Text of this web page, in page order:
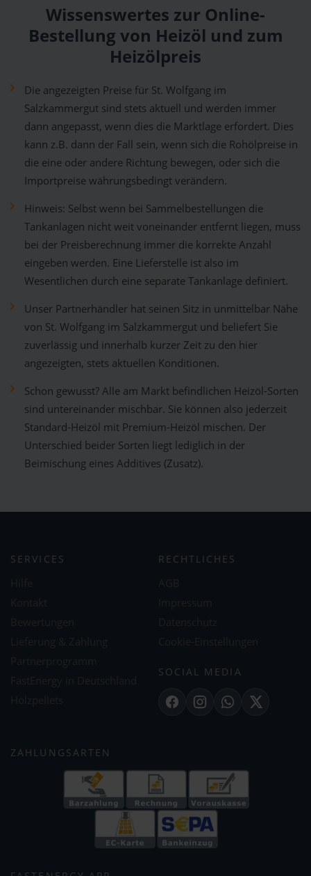
Wissenswertes zur Online-
Bestellung von Heizöl und zum
Heizölpreis
Die angezeigten Preise für St. Wolfgang im
Salzkammergut sind stets aktuell und werden immer
dann angepasst, wenn dies die Marktlage erfordert. Dies
kann z.B. dann der Fall sein, wenn sich die Rohölpreise in
die eine oder andere Richtung bewegen, oder sich die
Importpreise währungsbedingt verändern.
Hinweis: Selbst wenn bei Sammelbestellungen die
Tankanlagen nicht weit voneinander entfernt liegen, muss
bei der Preisberechnung immer die korrekte Anzahl
eingeben werden. Eine Lieferstelle ist also im
Wesentlichen durch eine separate Tankanlage definiert.
Unser Partnerhändler hat seinen Sitz in unmittelbar Nähe
von St. Wolfgang im Salzkammergut und beliefert Sie
zuverlässig und innerhalb kurzer Zeit zu den hier
angezeigten, stets aktuellen Konditionen.
Schon gewusst? Alle am Markt befindlichen Heizöl-Sorten
sind untereinander mischbar. Sie können also jederzeit
Standard-Heizöl mit Premium-Heizöl mischen. Der
Unterschied beider Sorten liegt lediglich in der
Beimischung eines Additives (Zusatz).
SERVICES RECHTLICHES
SOCIAL MEDIA
FacebookInstagramWhatsApp
X
ZAHLUNGSARTEN